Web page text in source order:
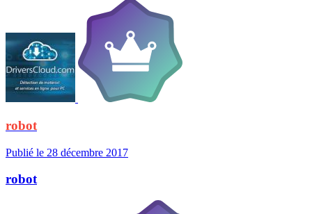
robot
Publié le 28 décembre 2017
robot